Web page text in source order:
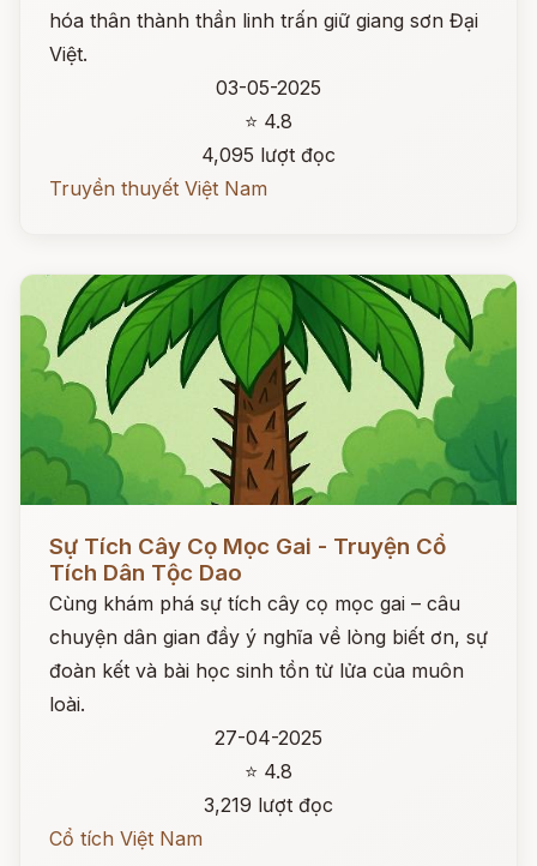
hóa thân thành thần linh trấn giữ giang sơn Đại
Việt.
03-05-2025
⭐ 4.8
4,095 lượt đọc
Truyền thuyết Việt Nam
Sự Tích Cây Cọ Mọc Gai - Truyện Cổ
Tích Dân Tộc Dao
Cùng khám phá sự tích cây cọ mọc gai – câu
chuyện dân gian đầy ý nghĩa về lòng biết ơn, sự
đoàn kết và bài học sinh tồn từ lửa của muôn
loài.
27-04-2025
⭐ 4.8
3,219 lượt đọc
Cổ tích Việt Nam